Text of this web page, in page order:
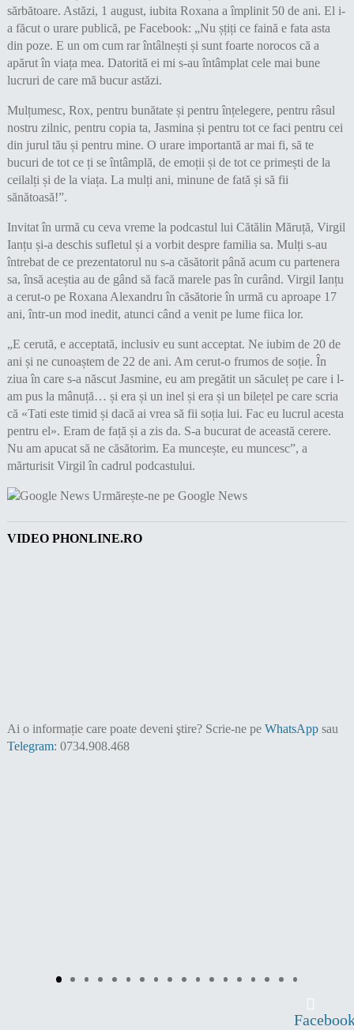
sărbătoare. Astăzi, 1 august, iubita Roxana a împlinit 50 de ani. El i-
a făcut o urare publică, pe Facebook: „Nu șțiți ce faină e fata asta
din poze. E un om cum rar întâlnești și sunt foarte norocos că a
apărut în viața mea. Datorită ei mi s-au întâmplat cele mai bune
lucruri de care mă bucur astăzi.
Mulțumesc, Rox, pentru bunătate și pentru înțelegere, pentru râsul
nostru zilnic, pentru copia ta, Jasmina și pentru tot ce faci pentru cei
din jurul tău și pentru mine. O urare importantă ar mai fi, să te
bucuri de tot ce ți se întâmplă, de emoții și de tot ce primești de la
ceilalți și de la viața. La mulți ani, minune de fată și să fii
sănătoasă!”.
Invitat în urmă cu ceva vreme la podcastul lui Cătălin Măruță, Virgil
Ianțu și-a deschis sufletul și a vorbit despre familia sa. Mulți s-au
întrebat de ce prezentatorul nu s-a căsătorit până acum cu partenera
sa, însă aceștia au de gând să facă marele pas în curând. Virgil Ianțu
a cerut-o pe Roxana Alexandru în căsătorie în urmă cu aproape 17
ani, într-un mod inedit, atunci când a venit pe lume fiica lor.
„E cerută, e acceptată, inclusiv eu sunt acceptat. Ne iubim de 20 de
ani și ne cunoaștem de 22 de ani. Am cerut-o frumos de soție. În
ziua în care s-a născut Jasmine, eu am pregătit un săculeț pe care i l-
am pus la mânuță… și era și un inel și era și un bilețel pe care scria
că «Tati este timid și dacă ai vrea să fii soția lui. Fac eu lucrul acesta
pentru el». Eram de față și a zis da. S-a bucurat de această cerere.
Nu am apucat să ne căsătorim. Ea muncește, eu muncesc”, a
mărturisit Virgil în cadrul podcastului.
Urmărește-ne pe Google News
VIDEO PHONLINE.RO
Ai o informație care poate deveni ştire? Scrie-ne pe WhatsAppsau
Telegram: 0734.908.468